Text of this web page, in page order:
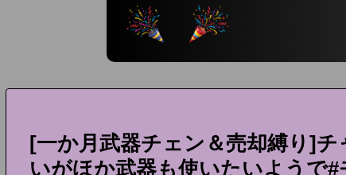
[一か月武器チェン＆売却縛り]
いがほか武器も使いたいようで